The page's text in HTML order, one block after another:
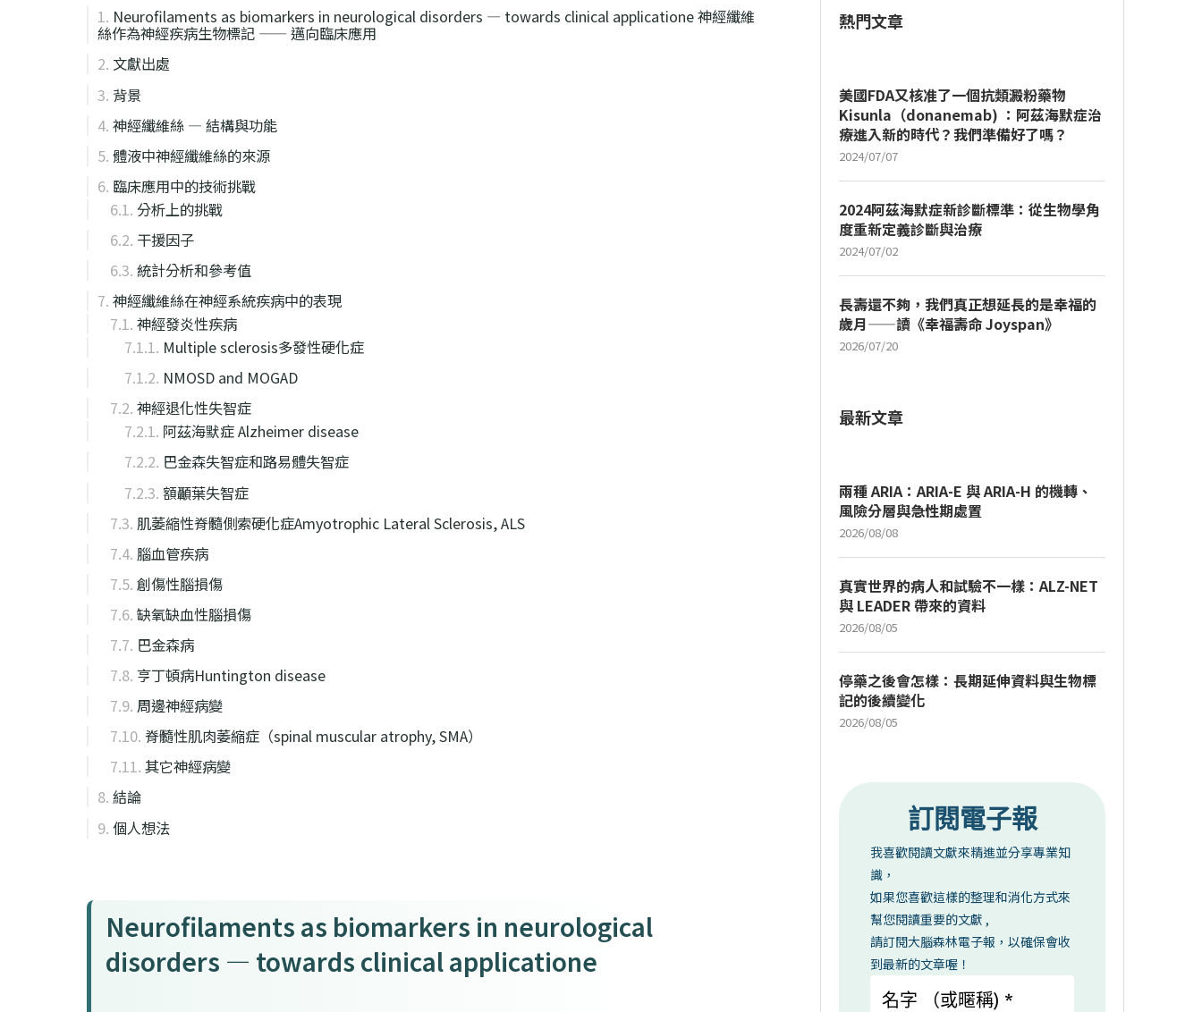
Neurofilaments as biomarkers in neurological disorders — towards clinical applicatione 神經纖維
絲作為神經疾病生物標記 —— 邁向臨床應用
文獻出處
背景
神經纖維絲 — 結構與功能
體液中神經纖維絲的來源
臨床應用中的技術挑戰
分析上的挑戰
干援因子
統計分析和參考值
神經纖維絲在神經系統疾病中的表現
神經發炎性疾病
Multiple sclerosis多發性硬化症
NMOSD and MOGAD
神經退化性失智症
阿茲海默症 Alzheimer disease
巴金森失智症和路易體失智症
額顳葉失智症
肌萎縮性脊髓側索硬化症Amyotrophic Lateral Sclerosis, ALS
腦血管疾病
創傷性腦損傷
缺氧缺血性腦損傷
巴金森病
亨丁頓病Huntington disease
周邊神經病變
脊髓性肌肉萎縮症（spinal muscular atrophy, SMA）
其它神經病變
結論
個人想法
Neurofilaments as biomarkers in neurological
disorders — towards clinical applicatione
熱門文章
美國FDA又核准了一個抗類澱粉藥物
Kisunla（donanemab) ：阿茲海默症治
療進入新的時代？我們準備好了嗎？
2024/07/07
2024阿茲海默症新診斷標準：從生物學角
度重新定義診斷與治療
2024/07/02
長壽還不夠，我們真正想延長的是幸福的
歲月——讀《幸福壽命 Joyspan》
2026/07/20
最新文章
兩種 ARIA：ARIA-E 與 ARIA-H 的機轉、
風險分層與急性期處置
2026/08/08
真實世界的病人和試驗不一樣：ALZ-NET
與 LEADER 帶來的資料
2026/08/05
停藥之後會怎樣：長期延伸資料與生物標
記的後續變化
2026/08/05
訂閱電子報
我喜歡閱讀文獻來精進並分享專業知
識，
如果您喜歡這樣的整理和消化方式來
幫您閱讀重要的文獻 ,
請訂閱大腦森林電子報，以確保會收
到最新的文章喔！